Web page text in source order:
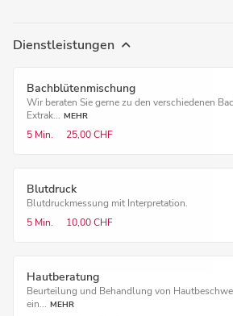
Dienstleistungen
Bachblütenmischung
Wir beraten Sie gerne zu den verschiedenen
Extrak... MEHR
5 Min. 25,00 CHF
Blutdruck
Blutdruckmessung mit Interpretation.
5 Min.
10,00 CHF
Hautberatung
Beurteilung und Behandlung von
ein... MEHR